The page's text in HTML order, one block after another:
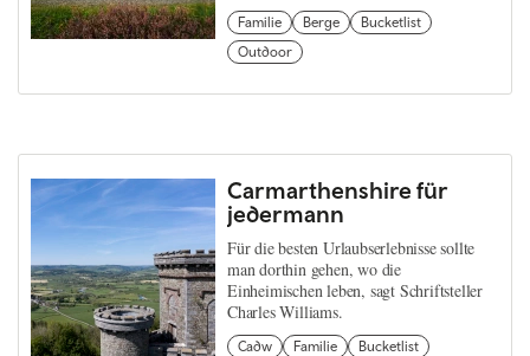
Familie Berge
Bucketlist
Outdoor
Carmarthenshire für
jedermann
Für die besten Urlaubserlebnisse sollte
man dorthin gehen, wo die
Einheimischen leben, sagt Schriftsteller
Charles Williams.
Cadw Familie Bucketlist